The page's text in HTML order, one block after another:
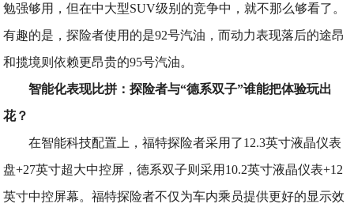
勉强够用，但在中大型SUV级别的竞争中，就不那么够看了。
有趣的是，探险者使用的是92号汽油，而动力表现落后的途昂
和揽境则依赖更昂贵的95号汽油。
智能化表现比拼：探险者与“德系双子”谁能把体验玩出
花？
在智能科技配置上，福特探险者采用了12.3英寸液晶仪表
盘+27英寸超大中控屏，德系双子则采用10.2英寸液晶仪表+12
英寸中控屏幕。福特探险者不仅为车内乘员提供更好的显示效